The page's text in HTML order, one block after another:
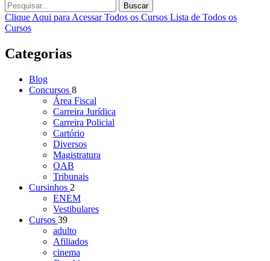
Buscar
Clique Aqui para Acessar Todos os Cursos Lista de Todos os
Cursos
Categorias
Blog
Concursos 8
Área Fiscal
Carreira Jurídica
Carreira Policial
Cartório
Diversos
Magistratura
OAB
Tribunais
Cursinhos 2
ENEM
Vestibulares
Cursos 39
adulto
Afiliados
cinema